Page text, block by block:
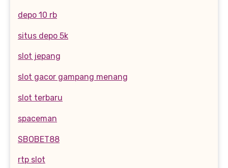
depo 10 rb
situs depo 5k
slot jepang
slot gacor gampang menang
slot terbaru
spaceman
SBOBET88
rtp slot